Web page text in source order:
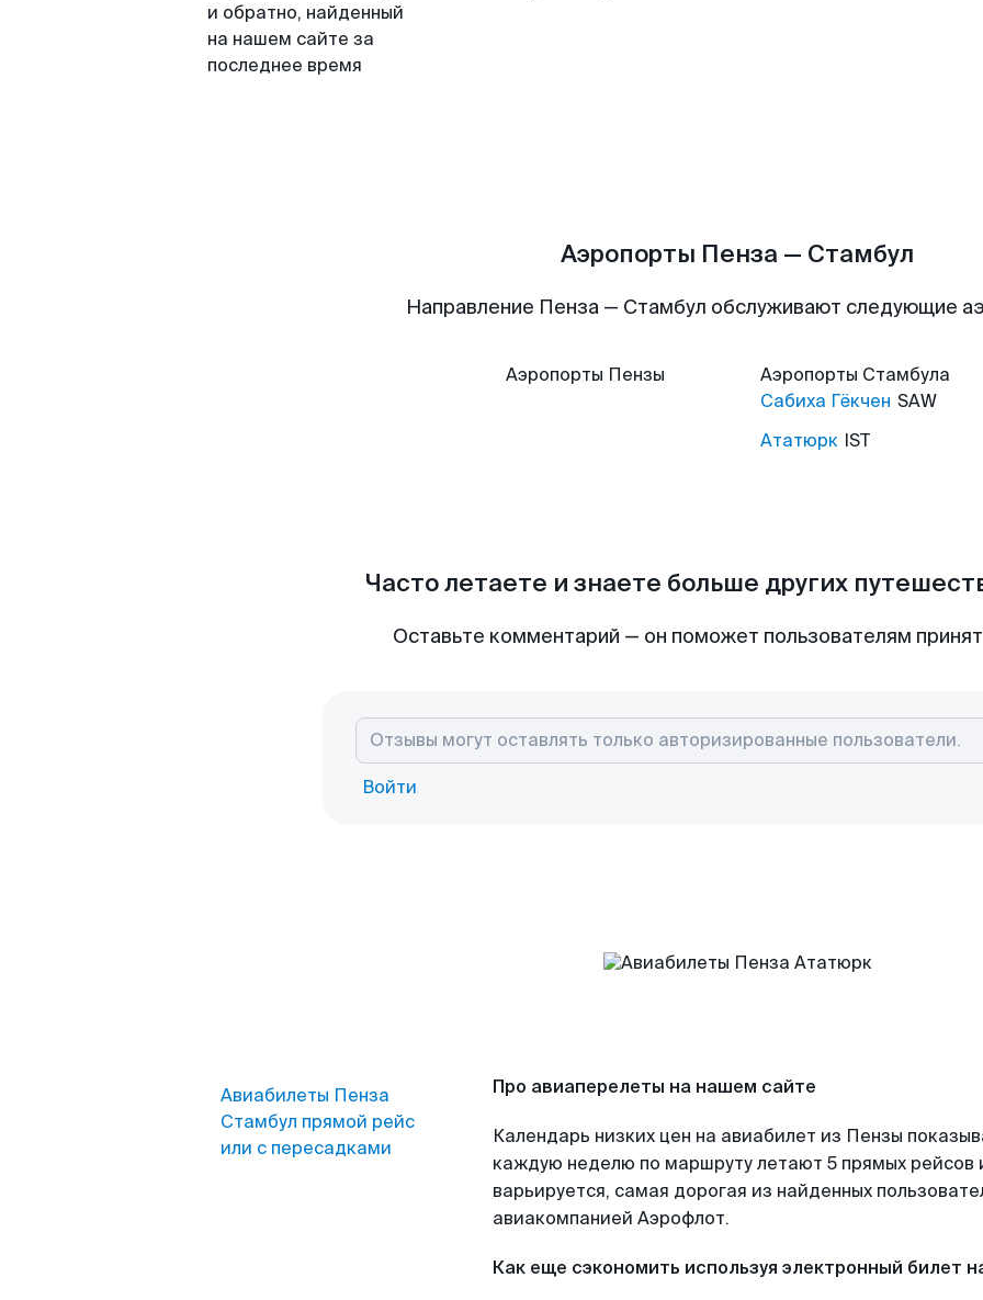
и обратно, найденный
на нашем сайте за
последнее время
Аэропорты Пенза — Стамбул
Направление Пенза — Стамбул обслуживают следующие
Аэропорты Пензы Аэропорты Стамбула
Сабиха Гёкчен SAW
Ататюрк IST
Часто летаете и знаете больше других
Оставьте комментарий — он поможет пользователям
Войти
Авиабилеты Пенза
Стамбул прямой рейс
или с пересадками
Про авиаперелеты на нашем сайте
Календарь низких цен на авиабилет из Пензы
каждую неделю по маршруту летают 5 прямых рейсов
варьируется, самая дорогая из найденных
авиакомпанией Аэрофлот.
Как еще сэкономить используя электронный билет